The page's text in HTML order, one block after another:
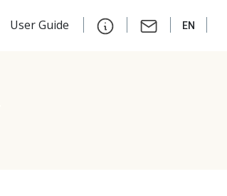
User Guide EN